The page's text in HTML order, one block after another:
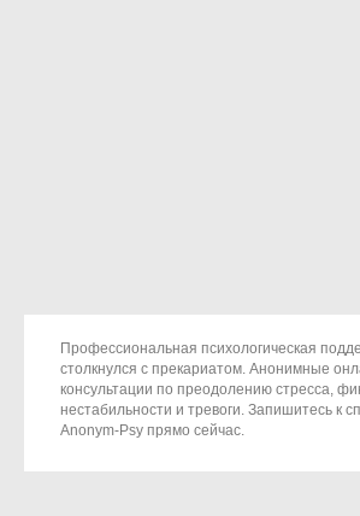
Профессиональная психологическая
столкнулся с прекариатом. Анонимные
консультации по преодолению стресса,
нестабильности и тревоги. Запишитесь к
Anonym-Psy прямо сейчас.